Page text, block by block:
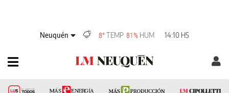
Neuquén 8° TEMP 81% HUM 14:10 HS